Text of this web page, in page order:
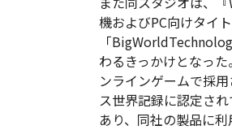
機およびPC向けタイ
「
わるきっかけとなっ
ンラインゲームで採
ス世界記録に認定さ
あり、同社の製品に利